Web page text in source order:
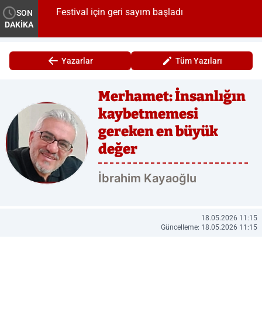
SON
DAKİKA
Festival için geri sayım başladı
Yazarlar Tüm Yazıları
Merhamet: İnsanlığın
kaybetmemesi
gereken en büyük
değer
İbrahim Kayaoğlu
18.05.2026 11:15
Güncelleme: 18.05.2026 11:15